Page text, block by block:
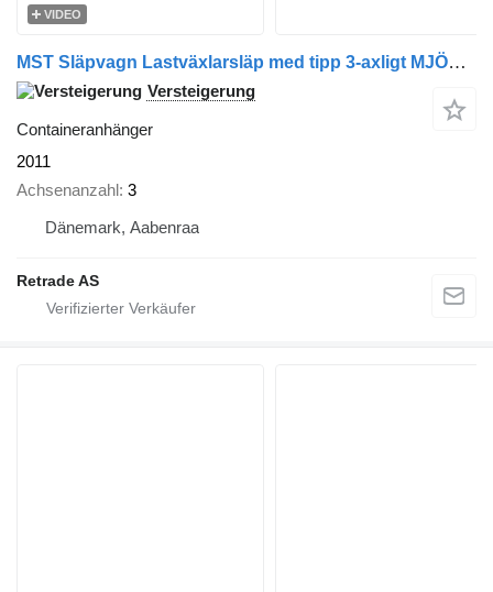
VIDEO
MST Släpvagn Lastväxlarsläp med tipp 3-axligt MJÖLBYSLÄPET MST
Versteigerung
Containeranhänger
2011
Achsenanzahl 3
Dänemark, Aabenraa
Retrade AS